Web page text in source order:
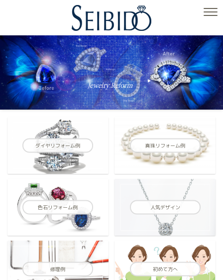
ダイヤリフォーム例 真珠リフォーム例
色石リフォーム例 人気デザイン
修理例 初めて方へ